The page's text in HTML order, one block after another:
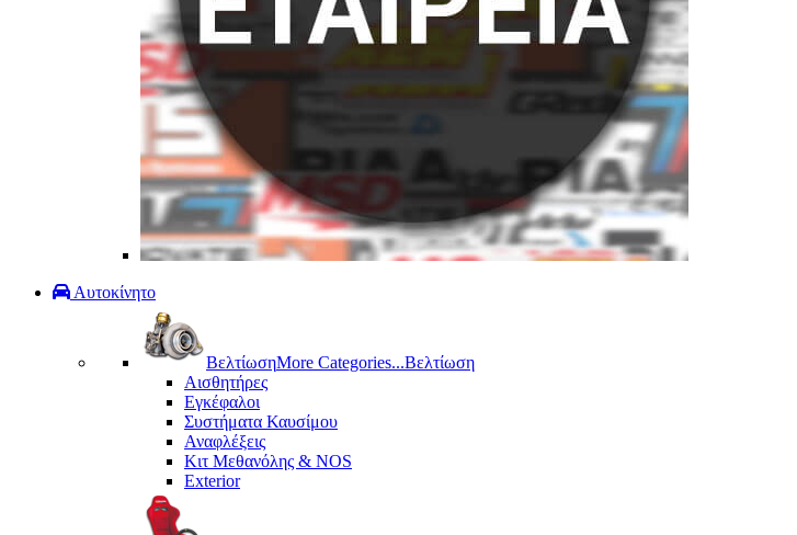
Αυτοκίνητο
ΒελτίωσηMore Categories...Βελτίωση
Αισθητήρες
Εγκέφαλοι
Συστήματα Καυσίμου
Αναφλέξεις
Κιτ Μεθανόλης & ΝΟS
Exterior